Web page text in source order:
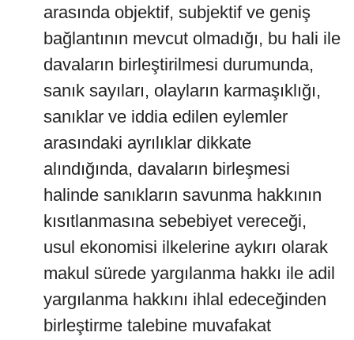
arasında objektif, subjektif ve geniş
bağlantının mevcut olmadığı, bu hali ile
davaların birleştirilmesi durumunda,
sanık sayıları, olayların karmaşıklığı,
sanıklar ve iddia edilen eylemler
arasındaki ayrılıklar dikkate
alındığında, davaların birleşmesi
halinde sanıkların savunma hakkının
kısıtlanmasına sebebiyet vereceği,
usul ekonomisi ilkelerine aykırı olarak
makul sürede yargılanma hakkı ile adil
yargılanma hakkını ihlal edeceğinden
birleştirme talebine muvafakat